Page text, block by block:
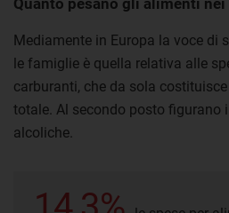
Mediamente in Europa la voce di
le famiglie è quella relativa alle
carburanti, che da sola
totale. Al secondo posto figurano
alcoliche.